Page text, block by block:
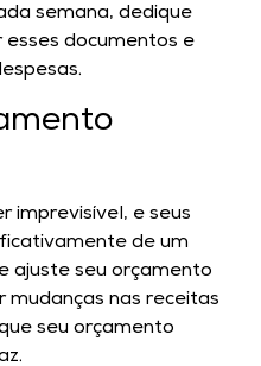
semana, dedique
documentos e
imprevisível, e seus
de um
ajuste seu orçamento
nas receitas
seu orçamento